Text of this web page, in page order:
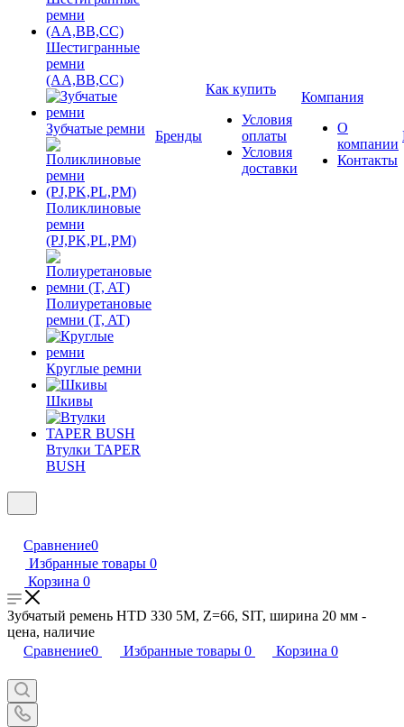
Шестигранные
ремни
(AA,BB,CC)
Зубчатые ремни
Поликлиновые
ремни
(PJ,PK,PL,PM)
Полиуретановые
ремни (T, AT)
Круглые ремни
Шкивы
Втулки TAPER
BUSH
Бренды
Как купить
Условия
оплаты
Условия
доставки
Компания
О
компании
Контакты
Сравнение0
Избранные товары 0
Корзина 0
Зубчатый ремень HTD 330 5M, Z=66, SIT, ширина 20 мм -
цена, наличие
Сравнение0 Избранные товары 0 Корзина 0